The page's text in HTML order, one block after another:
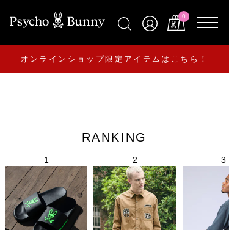
0
オンラインショップ限定アイテムはこちら！
RANKING